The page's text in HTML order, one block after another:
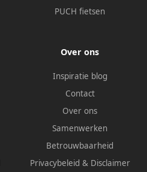
PUCH fietsen
Over ons
Inspiratie blog
Contact
Over ons
Samenwerken
Betrouwbaarheid
Privacybeleid & Disclaimer